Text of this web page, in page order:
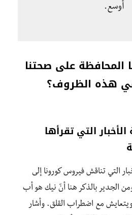
أوسع.
المحافظة على صحتنا
هذه الظروف؟
التي تقرأها
التي تناقش فيروس كورونا إلى
الجدير بالذكر هنا أنّ نيك هو أب
مع اضطراب القلق. وأشار